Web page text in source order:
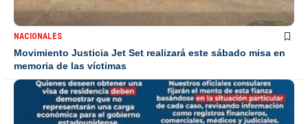
NACIONALES
Movimiento Justicia Jet Set realizará este sábado misa en
memoria de las víctimas